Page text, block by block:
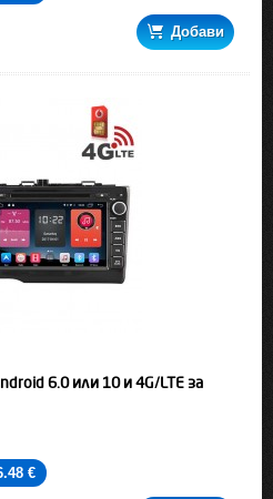
Добави
6.0 или 10 и 4G/LTE за
€